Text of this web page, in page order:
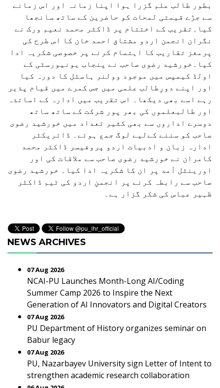
بطور طالب علم گزرا ہوا اپنا زمانہ اور اس زمانے
سے جڑے قیمتی لمحات کو حاضرین کے ساتھ سانجھا
کیا۔تقریب کے اختتام پر ڈاکٹر محمد نعیم ورک نے
نگران انجمن اردو مشتاق احمد خان کا اس طرح کی
پرمغز تقاریب کا اہتمام کرنے پر خصوصی شکریہ ادا
کیا۔خورشید رضوی صاحب نے پنجاب یونیورسٹی کے
اولڈ کیمپس میں موجود وولنر ہاسٹل کا دورہ کیا
اور اپنے دورِطالب علمی میں جس کمرے میں قیام پذیر
رہے اسے بھی دیکھا۔ اس تقریب میں ادارہ کے اساتذہ
اور طالبعلموں کی بھر پور شرکت کے ساتھ ساتھ
دوسرے اداروں سے بھی کثیر تعداد میں خورشید رضوی
صاحب کو سننے کےلیے لوگ جمع ہوئے۔ ڈائریکٹر
ادارہ زبان و ادبیات اردو پروفیسر ڈاکٹر محمد
کامران نے خورشید رضوی صاحب سے ملاقات کی اور
اورینٹل آمد پر ان کا شکریہ ادا کیا۔ خورشید رضوی
صاحب سے رابطہ کرنے پر انجمنِ اردو کی ٹیم ڈاکٹر
ظہیر عباس کی شکر گزار ہے۔
NEWS ARCHIVES
07 Aug 2026
NCAI-PU Launches Month-Long AI/Coding
Summer Camp 2026 to Inspire the Next
Generation of AI Innovators and Digital Creators
07 Aug 2026
PU Department of History organizes seminar on
Babur legacy
07 Aug 2026
PU, Nazarbayev University sign Letter of Intent to
strengthen academic research collaboration